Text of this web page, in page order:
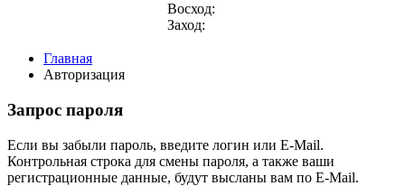
Восход:
Заход:
Главная
Авторизация
Запрос пароля
Если вы забыли пароль, введите логин или E-Mail.
Контрольная строка для смены пароля, а также ваши
регистрационные данные, будут высланы вам по E-Mail.